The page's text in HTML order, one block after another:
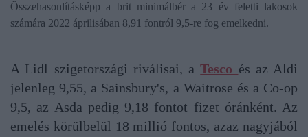
Összehasonlításképp a brit minimálbér a 23 év feletti lakosok
számára 2022 áprilisában 8,91 fontról 9,5-re fog emelkedni.
A Lidl szigetországi riválisai, aTesco és az Aldi
jelenleg 9,55, a Sainsbury's, a Waitrose és a Co-op
9,5, az Asda pedig 9,18 fontot fizet óránként. Az
emelés körülbelül 18 millió fontos, azaz nagyjából